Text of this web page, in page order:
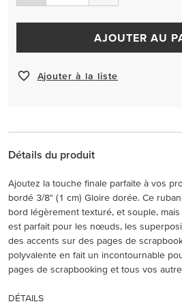
AJOUTER AU
Ajouter à la liste
Détails du produit
Ajoutez la touche finale parfaite à vos
bordé 3/8" (1 cm) Gloire dorée. Ce
bord légèrement texturé, et souple,
est parfait pour les nœuds, les
des accents sur des pages de
polyvalente en fait un incontournable
pages de scrapbooking et tous vos
DÉTAILS